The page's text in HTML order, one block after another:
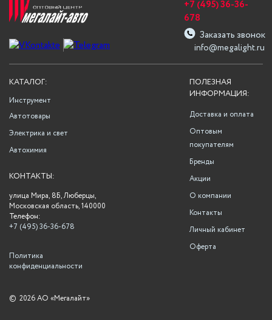
info@megalight.ru
+7 (495) 36-36-
678
Заказать звонок
ПОЛЕЗНАЯ
ИНФОРМАЦИЯ:
Доставка и оплата
Оптовым
покупателям
Бренды
Акции
О компании
Контакты
Личный кабинет
Оферта
КАТАЛОГ:
Инструмент
Автотовары
Электрика и свет
Автохимия
КОНТАКТЫ:
улица Мира, 8Б, Люберцы,
Московская область, 140000
Телефон:
+7 (495) 36-36-678
Политика
конфиденциальности
© 2026 АО «Мегалайт»